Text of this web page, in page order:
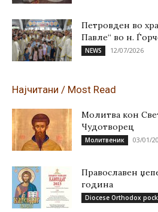
Петровден во
Павле“ во н.
NEWS 12/07/2026
Најчитани / Most Read
Молитва кон
Чудотворец
Молитвеник 03/01/
Православен
година
Diocese Orthodox